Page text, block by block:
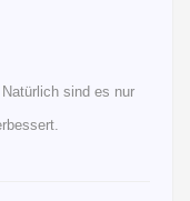
sind es nur